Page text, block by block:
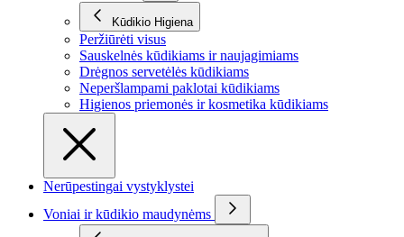
Kūdikio Higiena
Peržiūrėti visus
Sauskelnės kūdikiams ir naujagimiams
Drėgnos servetėlės kūdikiams
Neperšlampami paklotai kūdikiams
Higienos priemonės ir kosmetika kūdikiams
Nerūpestingai vystyklystei
Voniai ir kūdikio maudynėms